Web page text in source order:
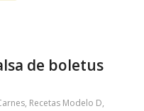
de boletus
, Recetas Modelo D,